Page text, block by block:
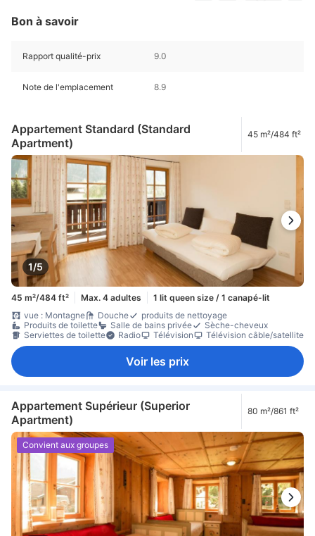
Bon à savoir
Rapport qualité-prix 9.0
Note de l'emplacement 8.9
Appartement Standard (Standard
Apartment)
45 m²/484 ft²
1/5
45 m²/484 ft² Max. 4 adultes
1 lit queen size / 1 canapé-lit
vue : Montagne
Douche
produits de nettoyage
Produits de toilette
Salle de bains privée
Sèche-cheveux
Serviettes de toilette
Radio Télévision Télévision câble/satellite
Voir les prix
Appartement Supérieur (Superior
Apartment)
80 m²/861 ft²
Convient aux groupes